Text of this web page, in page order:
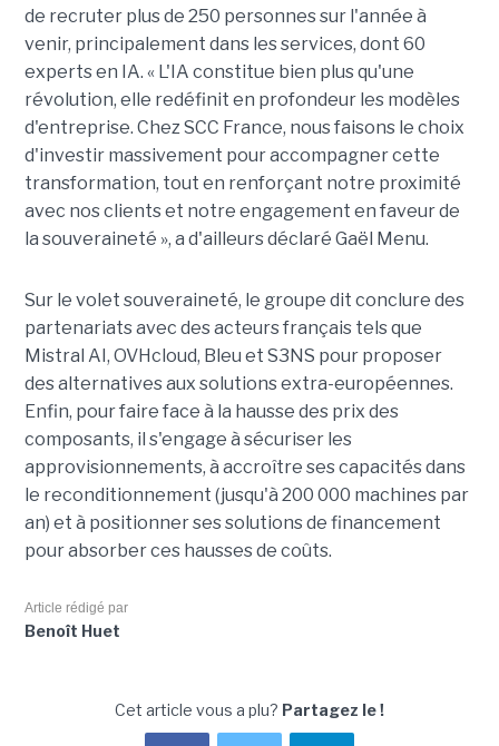
de recruter plus de 250 personnes sur l'année à
venir, principalement dans les services, dont 60
experts en IA. « L'IA constitue bien plus qu'une
révolution, elle redéfinit en profondeur les modèles
d'entreprise. Chez SCC France, nous faisons le choix
d'investir massivement pour accompagner cette
transformation, tout en renforçant notre proximité
avec nos clients et notre engagement en faveur de
la souveraineté », a d'ailleurs déclaré Gaël Menu.
Sur le volet souveraineté, le groupe dit conclure des
partenariats avec des acteurs français tels que
Mistral AI, OVHcloud, Bleu et S3NS pour proposer
des alternatives aux solutions extra-européennes.
Enfin, pour faire face à la hausse des prix des
composants, il s'engage à sécuriser les
approvisionnements, à accroître ses capacités dans
le reconditionnement (jusqu'à 200 000 machines par
an) et à positionner ses solutions de financement
pour absorber ces hausses de coûts.
Article rédigé par
Benoît Huet
Cet article vous a plu? Partagez le !